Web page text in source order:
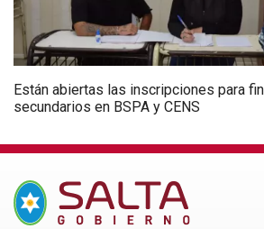
Están abiertas las inscripciones para
secundarios en BSPA y CENS